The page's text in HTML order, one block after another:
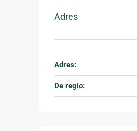
Adres
Adres:
De regio: